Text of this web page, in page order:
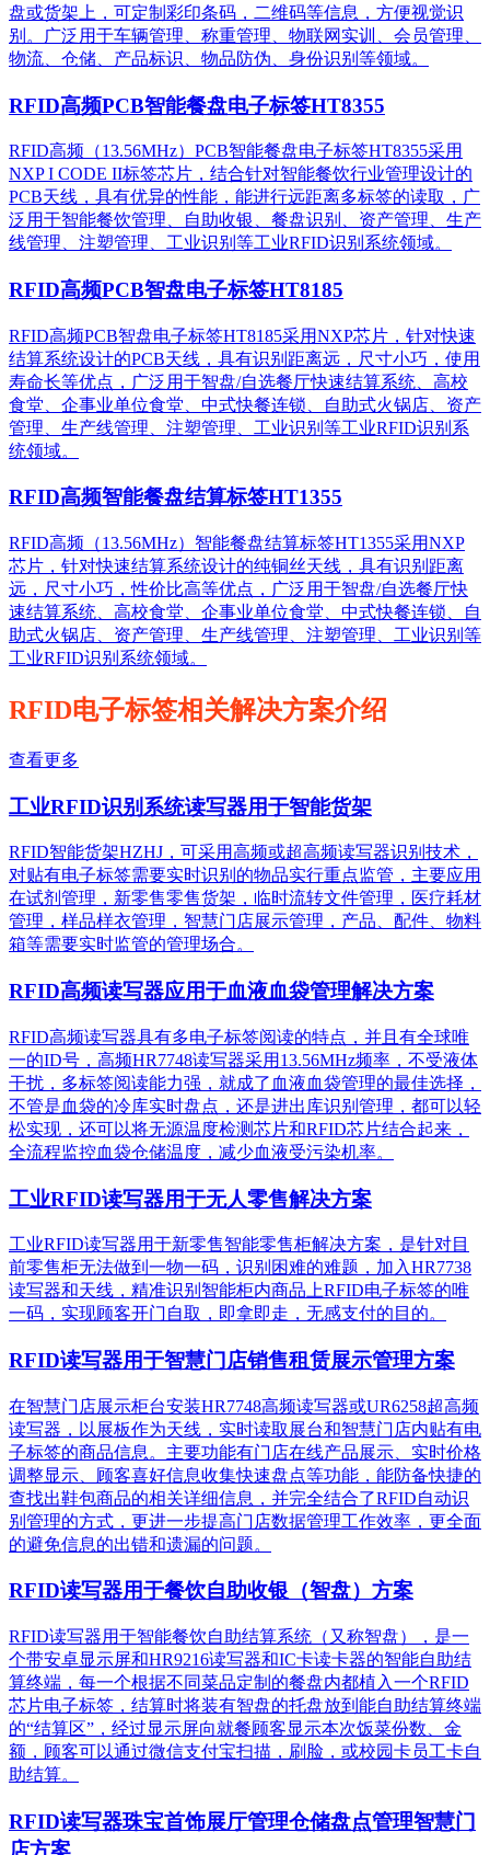
盘或货架上，可定制彩印条码，二维码等信息，方便视觉识
别。广泛用于车辆管理、称重管理、物联网实训、会员管理、
物流、仓储、产品标识、物品防伪、身份识别等领域。
RFID高频PCB智能餐盘电子标签HT8355
RFID高频（13.56MHz）PCB智能餐盘电子标签HT8355采用
NXP I CODE II标签芯片，结合针对智能餐饮行业管理设计的
PCB天线，具有优异的性能，能进行远距离多标签的读取，广
泛用于智能餐饮管理、自助收银、餐盘识别、资产管理、生产
线管理、注塑管理、工业识别等工业RFID识别系统领域。
RFID高频PCB智盘电子标签HT8185
RFID高频PCB智盘电子标签HT8185采用NXP芯片，针对快速
结算系统设计的PCB天线，具有识别距离远，尺寸小巧，使用
寿命长等优点，广泛用于智盘/自选餐厅快速结算系统、高校
食堂、企事业单位食堂、中式快餐连锁、自助式火锅店、资产
管理、生产线管理、注塑管理、工业识别等工业RFID识别系
统领域。
RFID高频智能餐盘结算标签HT1355
RFID高频（13.56MHz）智能餐盘结算标签HT1355采用NXP
芯片，针对快速结算系统设计的纯铜丝天线，具有识别距离
远，尺寸小巧，性价比高等优点，广泛用于智盘/自选餐厅快
速结算系统、高校食堂、企事业单位食堂、中式快餐连锁、自
助式火锅店、资产管理、生产线管理、注塑管理、工业识别等
工业RFID识别系统领域。
RFID电子标签相关解决方案介绍
查看更多
工业RFID识别系统读写器用于智能货架
RFID智能货架HZHJ，可采用高频或超高频读写器识别技术，
对贴有电子标签需要实时识别的物品实行重点监管，主要应用
在试剂管理，新零售零售货架，临时流转文件管理，医疗耗材
管理，样品样衣管理，智慧门店展示管理，产品、配件、物料
箱等需要实时监管的管理场合。
RFID高频读写器应用于血液血袋管理解决方案
RFID高频读写器具有多电子标签阅读的特点，并且有全球唯
一的ID号，高频HR7748读写器采用13.56MHz频率，不受液体
干扰，多标签阅读能力强，就成了血液血袋管理的最佳选择，
不管是血袋的冷库实时盘点，还是进出库识别管理，都可以轻
松实现，还可以将无源温度检测芯片和RFID芯片结合起来，
全流程监控血袋仓储温度，减少血液受污染机率。
工业RFID读写器用于无人零售解决方案
工业RFID读写器用于新零售智能零售柜解决方案，是针对目
前零售柜无法做到一物一码，识别困难的难题，加入HR7738
读写器和天线，精准识别​智能柜内商品上RFID电子标签的唯
一码，实现顾客开门自取，即拿即走，无感支付的目的。
RFID读写器用于智慧门店销售租赁展示管理方案
在智慧门店展示柜台安装HR7748高频读写器或UR6258超高频
读写器，以展板作为天线，实时读取展台和智慧门店内贴有电
子标签的商品信息。主要功能有门店在线产品展示、实时价格
调整显示、顾客喜好信息收集快速盘点等功能，能防备快捷的
查找出鞋包商品的相关详细信息，并完全结合了RFID自动识
别管理的方式，更进一步提高门店数据管理工作效率，更全面
的避免信息的出错和遗漏的问题。
RFID读写器用于餐饮自助收银（智盘）方案
RFID读写器用于智能餐饮自助结算系统（又称智盘），是一
个带安卓显示屏和HR9216读写器和IC卡读卡器的智能自助结
算终端，每一个根据不同菜品定制的餐盘内都植入一个RFID
芯片电子标签，结算时将装有智盘的托盘放到能自助结算终端
的“结算区”，经过显示屏向就餐顾客显示本次饭菜份数、金
额，顾客可以通过微信支付宝扫描，刷脸，或校园卡员工卡自
助结算。
RFID读写器珠宝首饰展厅管理仓储盘点管理智慧门
店方案